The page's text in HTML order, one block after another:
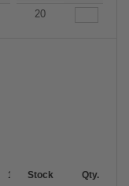
9.4120
144-287 More
Stock Qty.